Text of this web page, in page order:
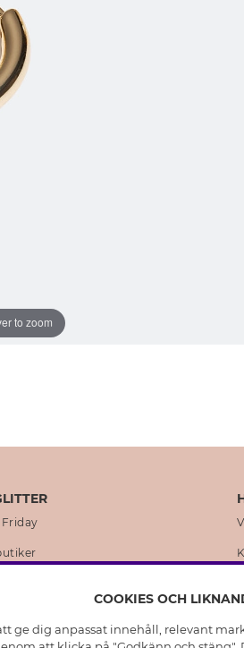
to zoom
Friday
COOKIES OCH
ge dig anpassat innehåll, relevant